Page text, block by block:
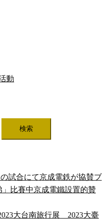
動
試合にて京成電鉄が協賛ブ
比賽中京成電鐵設置的贊
大台南旅行展 2023大臺